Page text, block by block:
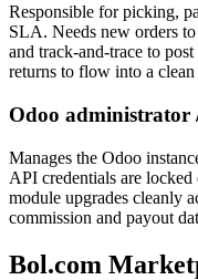
Responsible for picking,
SLA. Needs new orders
and track-and-trace to
returns to flow into a
Odoo administrator
Manages the Odoo
API credentials are
module upgrades cleanly
commission and payout
Bol.com